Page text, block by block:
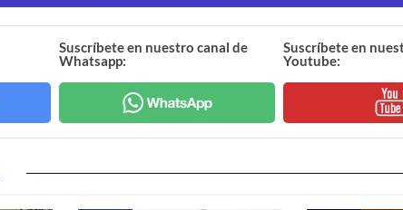
Suscríbete en nuestro canal de
Whatsapp:
Suscríbete en
Youtube: